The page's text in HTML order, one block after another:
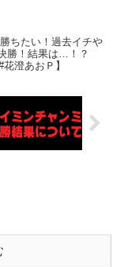
ちたい！過去イチや
勝！結果は…！？
澄あおＰ】